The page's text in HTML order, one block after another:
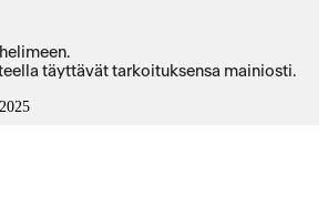
täyttävät tarkoituksensa mainiosti.